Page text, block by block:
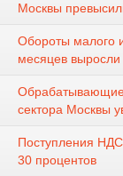
Москвы
Обороты малого
месяцев
Обрабатывающие
сектора Москвы
Поступления
30 процентов